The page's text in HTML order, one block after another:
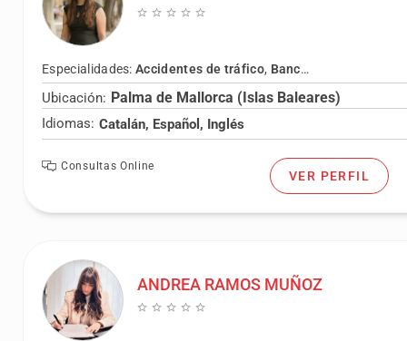
Especialidades:Accidentes de tráfico, Bancario
Ubicación: Palma de Mallorca (Islas Baleares)
Idiomas: Catalán, Español, Inglés
Consultas Online
VER PERFIL
ANDREA RAMOS MUÑOZ